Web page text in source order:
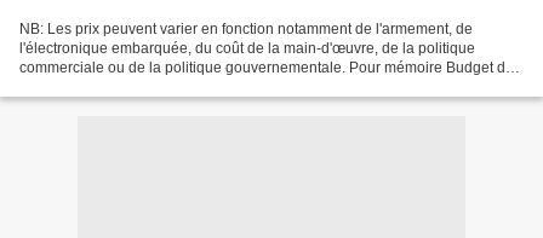
NB: Les prix peuvent varier en fonction notamment de l'armement, de
l'électronique embarquée, du coût de la main-d'œuvre, de la politique
commerciale ou de la politique gouvernementale. Pour mémoire Budget de